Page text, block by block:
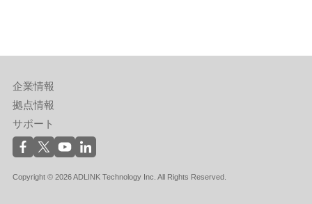
企業情報
拠点情報
サポート
Copyright © 2026 ADLINK Technology Inc. All Rights Reserved.